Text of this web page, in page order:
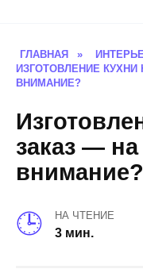
ГЛАВНАЯ »
ИЗГОТОВЛЕНИЕ
ВНИМАНИЕ?
заказ —
внимание?
НА ЧТЕНИЕ
3 мин.